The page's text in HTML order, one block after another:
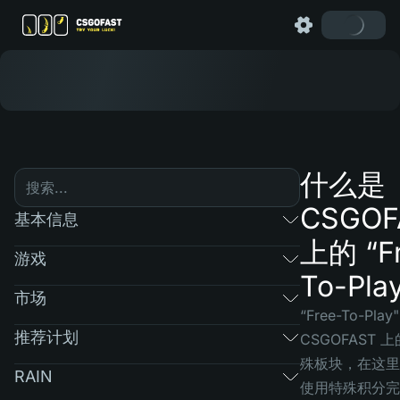
基本信息
游戏
市场
推荐计划
RAIN
什么是
上的
To-
“Free-To-
CSGOFAST 上
殊板块，在这
使用特殊积分